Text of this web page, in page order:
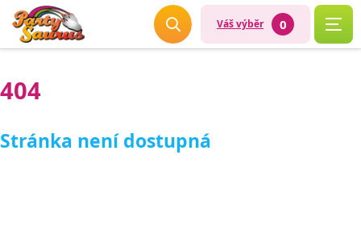
Váš výběr 0
404
Stránka není dostupná